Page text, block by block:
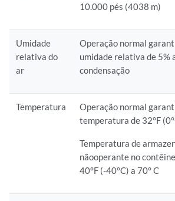
10.000 pés (4038 m)
Umidade
relativa do
ar
Operação normal
umidade relativa de 5%
condensação
Temperatura
Operação normal
temperatura de 32°F
Temperatura de
nãooperante no
40°F (-40°C) a 70° C